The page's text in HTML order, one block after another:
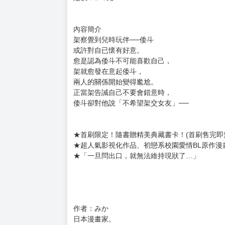
君には届かない。 (2)
作者：みか
譯者：夏飴
出版社：角川
出版日期：2024/06/20
語言：繁體中文
定價：140元
內容簡介
架察覺到兒時玩伴──倭斗
或許對自已懷有好意。
倭斗卻對他說「不希望架交女友」──